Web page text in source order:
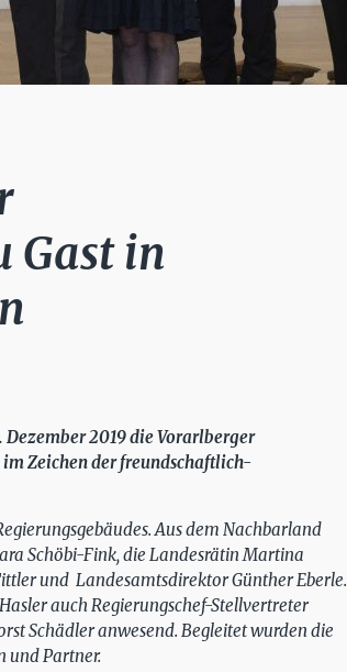
Gast in
2019 die Vorarlberger
im Zeichen der freundschaftlich-
Aus dem Nachbarland
Schöbi-Fink, die Landesrätin Martina
und Landesamtsdirektor Günther Eberle.
auch Regierungschef-Stellvertreter
Schädler anwesend. Begleitet wurden die
und Partner.